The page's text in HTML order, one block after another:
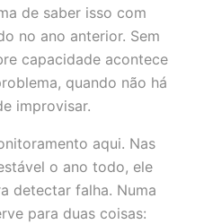
de saber isso com
no ano anterior. Sem
capacidade acontece
quando não há
improvisar.
aqui. Nas
o ano todo, ele
detectar falha. Numa
para duas coisas: